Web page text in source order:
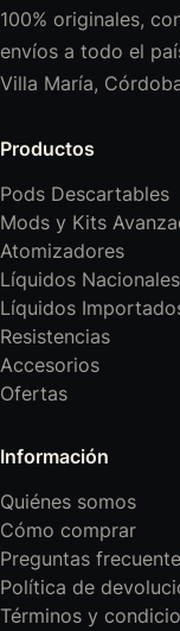
100% originales,
envíos a todo el
Villa María,
Productos
Pods Descartables
Mods y Kits
Atomizadores
Líquidos Nacionales
Líquidos
Resistencias
Accesorios
Ofertas
Información
Quiénes somos
Cómo comprar
Preguntas
Política de
Términos y